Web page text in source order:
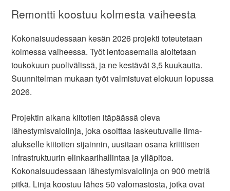
Remontti koostuu kolmesta vaiheesta
Kokonaisuudessaan kesän 2026 projekti toteutetaan
kolmessa vaiheessa. Työt lentoasemalla aloitetaan
toukokuun puolivälissä, ja ne kestävät 3,5 kuukautta.
Suunnitelman mukaan työt valmistuvat elokuun lopussa
2026.
Projektin aikana kiitotien itäpäässä oleva
lähestymisvalolinja, joka osoittaa laskeutuvalle ilma-
alukselle kiitotien sijainnin, uusitaan osana kriittisen
infrastruktuurin elinkaarihallintaa ja ylläpitoa.
Kokonaisuudessaan lähestymisvalolinja on 900 metriä
pitkä. Linja koostuu lähes 50 valomastosta, jotka ovat